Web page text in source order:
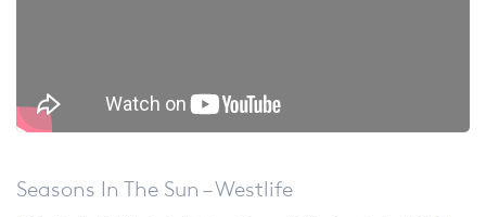
Seasons In The Sun – Westlife